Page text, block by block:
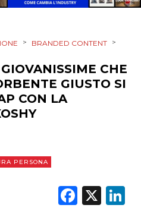
> BRANDED CONTENT >
CHE
GIUSTO SI
CON LA
PERSONA
X